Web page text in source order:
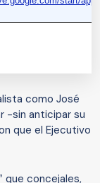
como José
-sin anticipar su
que el Ejecutivo
que concejales,